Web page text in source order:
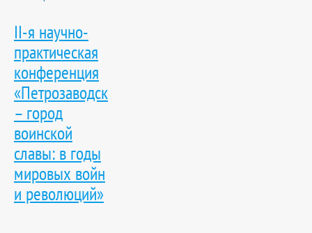
II-я научно-
практическая
конференция
«Петрозаводск
– город
воинской
славы: в годы
мировых войн
и революций»